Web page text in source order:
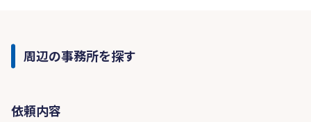
周辺の事務所を探す
依頼内容